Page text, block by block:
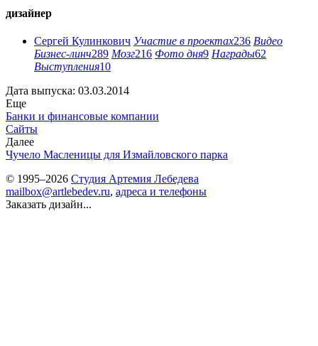
дизайнер
Сергей Кулинкович Участие в проектах236 Видео
Бизнес-линч289 Мозг216 Фото дня9 Награды62
Выступления10
Дата выпуска: 03.03.2014
Еще
Банки и финансовые компании
Сайты
Далее
Чучело Масленицы для Измайловского парка
© 1995–2026 Студия Артемия Лебедева
mailbox@artlebedev.ru, адреса и телефоны
Заказать дизайн...